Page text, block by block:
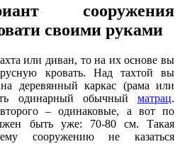
сооружения
своими руками
или диван, то на их основе вы
кровать. Над тахтой вы
деревянный каркас (рама или
одинарный обычный матрац.
– одинаковые, а вот по
быть уже: 70-80 см. Такая
сооружению не казаться